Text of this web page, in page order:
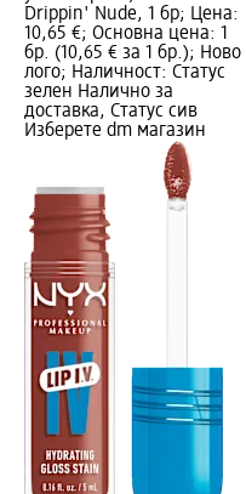
Drippin' Nude, 1 бр; Цена:
10,65 €; Основна цена: 1
бр. (10,65 € за 1 бр.); Ново
лого; Наличност: Статус
зелен Налично за
доставка, Статус сив
Изберете dm магазин